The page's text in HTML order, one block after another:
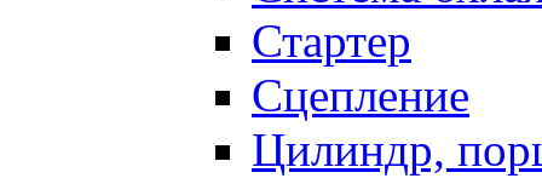
Стартер
Сцепление
Цилиндр,